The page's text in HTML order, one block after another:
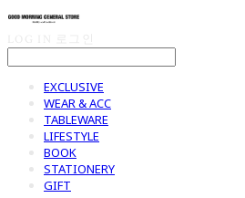
EXCLUSIVE
WEAR & ACC
TABLEWARE
LIFESTYLE
BOOK
STATIONERY
GIFT